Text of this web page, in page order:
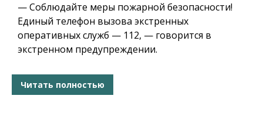
— Соблюдайте меры пожарной безопасности!
Единый телефон вызова экстренных
оперативных служб — 112, — говорится в
экстренном предупреждении.
Читать полностью